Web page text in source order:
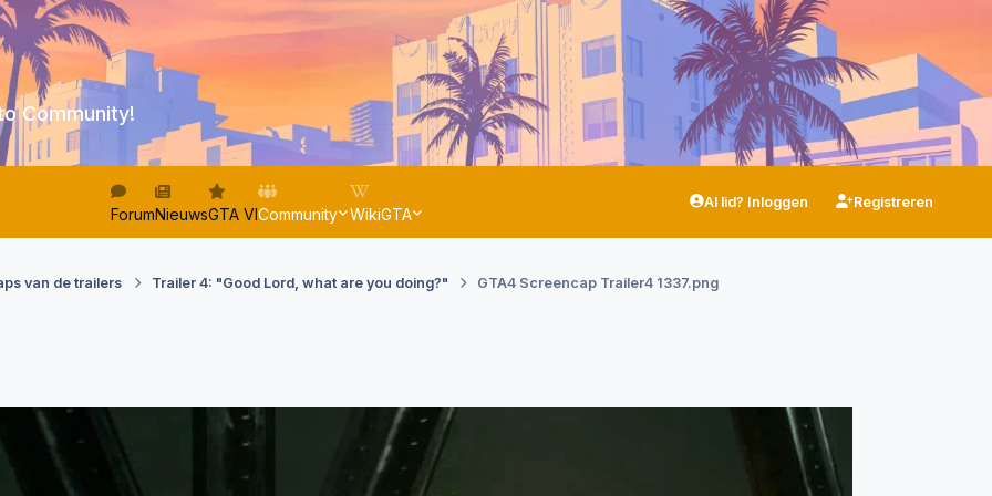
Community!
ForumNieuwsGTA VICommunity WikiGTA
Al lid? Inloggen Registreren
van de trailers Trailer 4: "Good Lord, what are you doing?" GTA4 Screencap Trailer4 1337.png